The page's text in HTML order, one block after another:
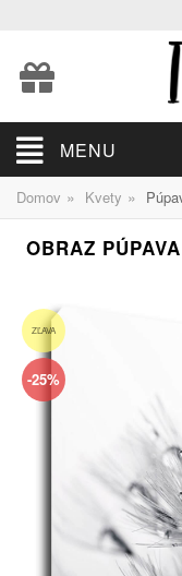
MENU
Domov » Kvety »
OBRAZ
ZĽAVA
-25%